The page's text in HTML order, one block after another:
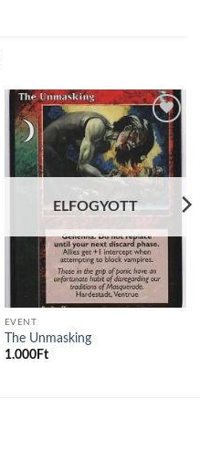
Add to
wishlist
ELFOGYOTT
EVENT
The Unmasking
1.000Ft